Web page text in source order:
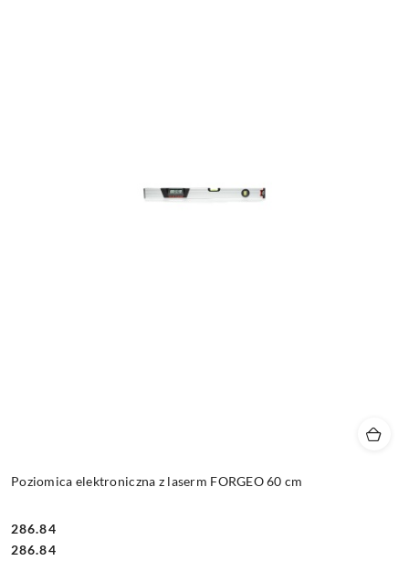
Poziomica elektroniczna z laserm FORGEO 60 cm
Cena:
286.84
Cena:
286.84